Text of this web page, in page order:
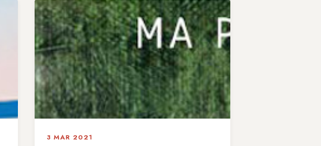
3 MAR 2021